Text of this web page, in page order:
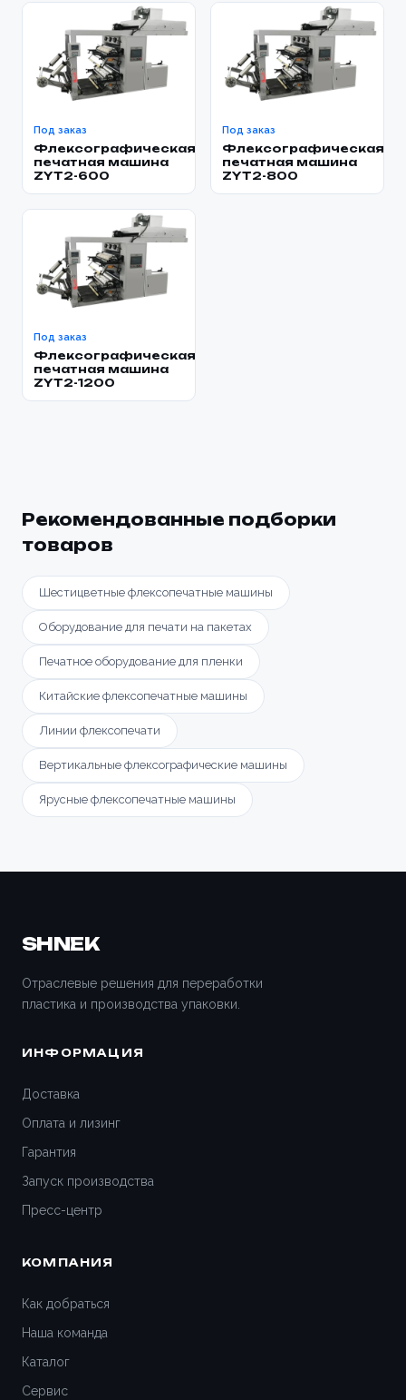
Под заказ
Флексографическая
печатная машина
ZYT2-600
Под заказ
Флексографическая
печатная машина
ZYT2-800
Под заказ
Флексографическая
печатная машина
ZYT2-1200
Рекомендованные подборки
товаров
Шестицветные флексопечатные машины
Оборудование для печати на пакетах
Печатное оборудование для пленки
Китайские флексопечатные машины
Линии флексопечати
Вертикальные флексографические машины
Ярусные флексопечатные машины
SHNEK
Отраслевые решения для переработки
пластика и производства упаковки.
ИНФОРМАЦИЯ
Доставка
Оплата и лизинг
Гарантия
Запуск производства
Пресс-центр
КОМПАНИЯ
Как добраться
Наша команда
Каталог
Сервис